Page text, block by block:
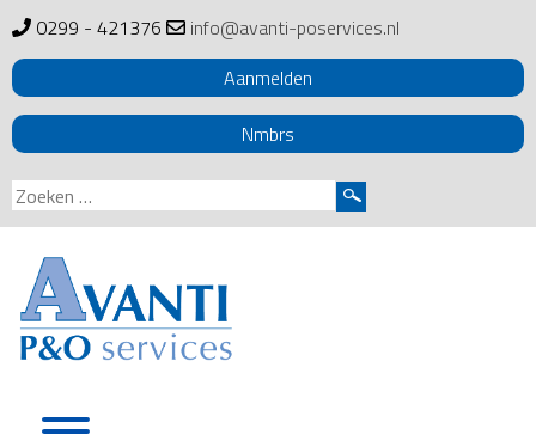
0299 - 421376
info@avanti-poservices.nl
Aanmelden
Nmbrs
Zoeken
naar: